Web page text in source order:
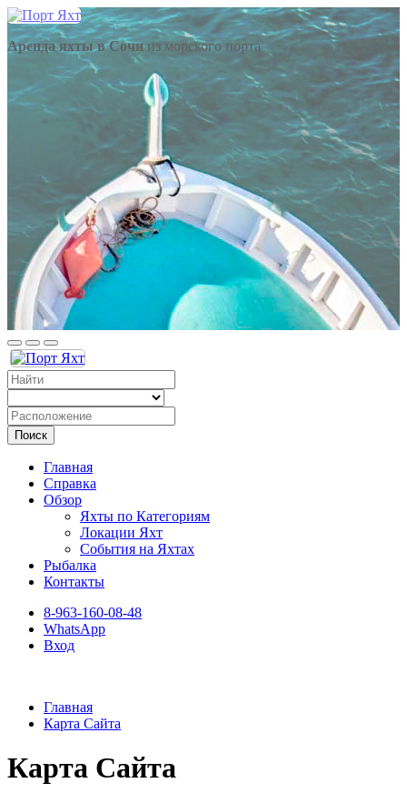
Аренда яхты в Сочииз морского порта
Поиск
Главная
Справка
Обзор
Яхты по Категориям
Локации Яхт
События на Яхтах
Рыбалка
Контакты
8-963-160-08-48
WhatsApp
Вход
Главная
Карта Сайта
Карта Сайта